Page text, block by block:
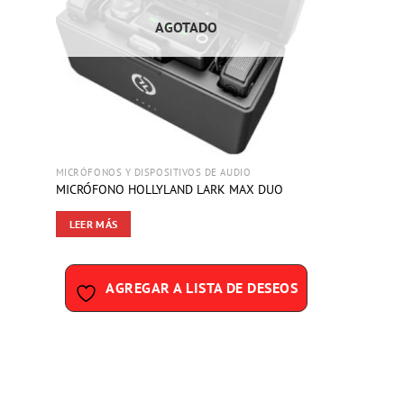
AGOTADO
MICRÓFONOS Y DISPOSITIVOS DE AUDIO
MICRÓFONO HOLLYLAND LARK MAX DUO
LEER MÁS
AGREGAR A LISTA DE DESEOS